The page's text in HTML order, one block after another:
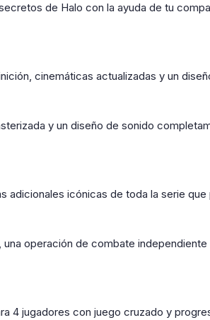
de Halo con la ayuda de tu
cinemáticas actualizadas y un
y un diseño de sonido
icónicas de toda la serie que
operación de combate
4 jugadores con juego cruzado y